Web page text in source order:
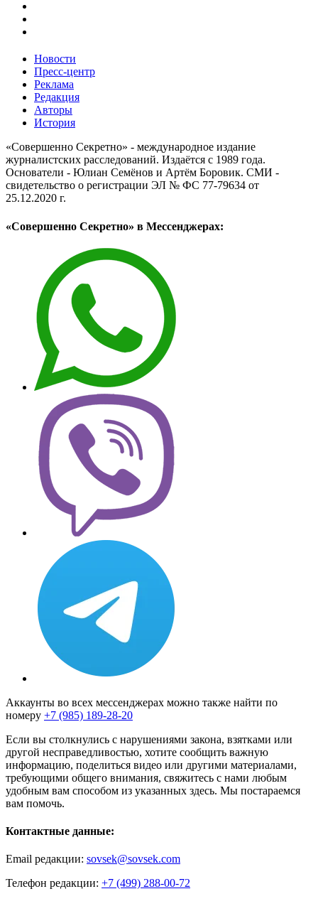
Новости
Пресс-центр
Реклама
Редакция
Авторы
История
«Совершенно Секретно» - международное издание
журналистских расследований. Издаётся с 1989 года.
Основатели - Юлиан Семёнов и Артём Боровик. CМИ -
свидетельство о регистрации ЭЛ № ФС 77-79634 от
25.12.2020 г.
«Совершенно Секретно» в Мессенджерах:
Аккаунты во всех мессенджерах можно также найти по
номеру +7 (985) 189-28-20
Если вы столкнулись с нарушениями закона, взятками или
другой несправедливостью, хотите сообщить важную
информацию, поделиться видео или другими материалами,
требующими общего внимания, свяжитесь с нами любым
удобным вам способом из указанных здесь. Мы постараемся
вам помочь.
Контактные данные:
Email редакции: sovsek@sovsek.com
Телефон редакции: +7 (499) 288-00-72